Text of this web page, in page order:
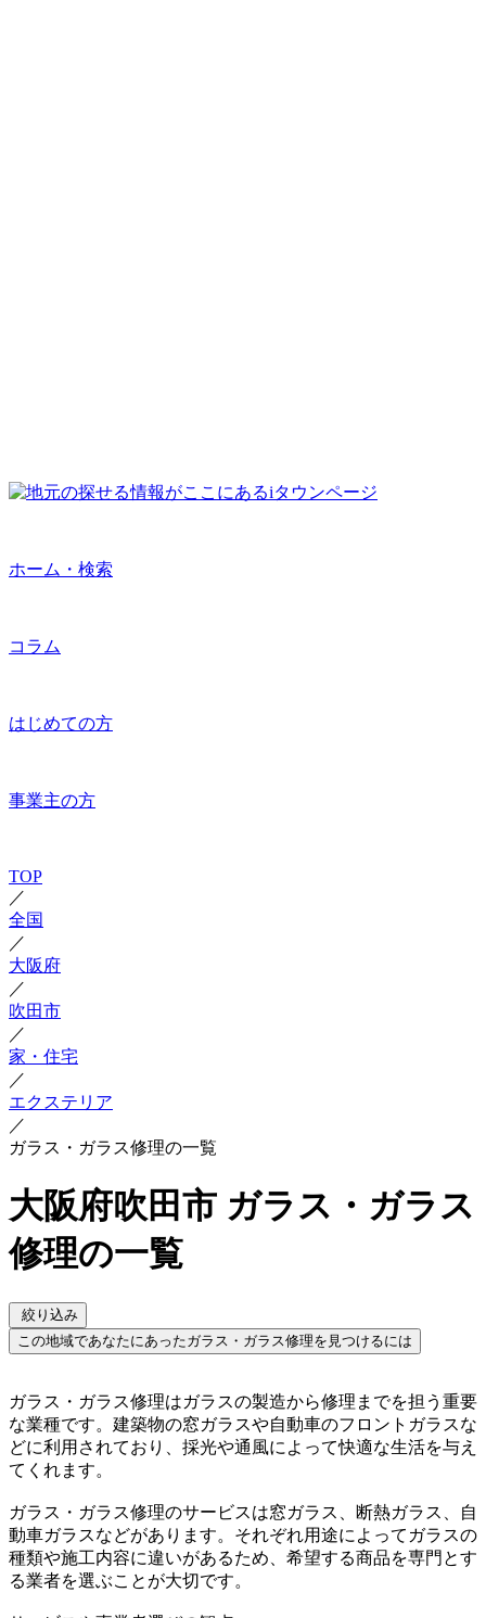
ホーム・検索
コラム
はじめての方
事業主の方
TOP
／
全国
／
大阪府
／
吹田市
／
家・住宅
／
エクステリア
／
ガラス・ガラス修理の一覧
大阪府吹田市 ガラス・ガラス
修理の一覧
絞り込み
この地域であなたにあったガラス・ガラス修理を見つけるには
ガラス・ガラス修理はガラスの製造から修理までを担う重要
な業種です。建築物の窓ガラスや自動車のフロントガラスな
どに利用されており、採光や通風によって快適な生活を与え
てくれます。
ガラス・ガラス修理のサービスは窓ガラス、断熱ガラス、自
動車ガラスなどがあります。それぞれ用途によってガラスの
種類や施工内容に違いがあるため、希望する商品を専門とす
る業者を選ぶことが大切です。